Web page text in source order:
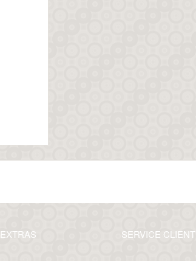
EXTRAS SERVICE CLIENT